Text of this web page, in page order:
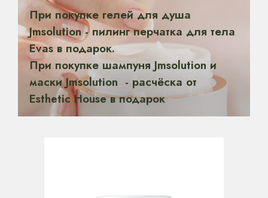
При покупке гелей для душа
Jmsolution - пилинг перчатка для тела
Evas в подарок.
При покупке шампуня Jmsolution и
маски Jmsolution - расчёска от
Esthetic House в подарок